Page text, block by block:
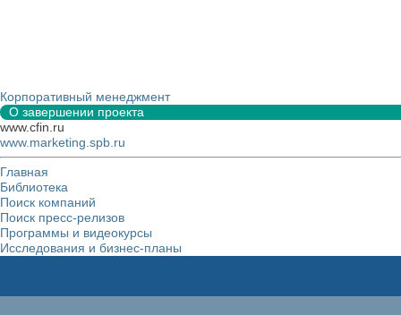
Корпоративный менеджмент
О завершении проекта
www.cfin.ru
www.marketing.spb.ru
Главная
Библиотека
Поиск компаний
Поиск пресс-релизов
Программы и видеокурсы
Исследования и бизнес-планы